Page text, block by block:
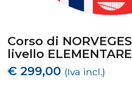
Corso di
livello
€ 299,00 (Iva incl.)